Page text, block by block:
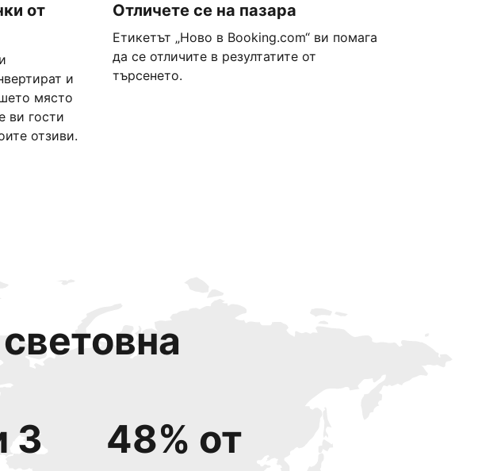
от
и
място
ви гости
отзиви.
Отличете се на пазара
Етикетът „Ново в Booking.com“ ви помага
да се отличите в резултатите от
търсенето.
3
48% от